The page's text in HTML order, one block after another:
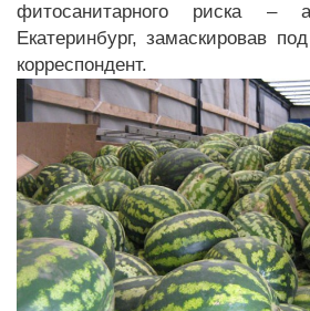
фитосанитарного риска –
Екатеринбург, замаскировав
корреспондент.